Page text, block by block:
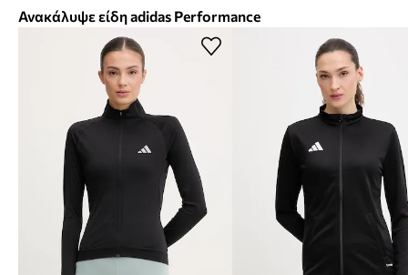
Ανακάλυψε είδη adidas Performance